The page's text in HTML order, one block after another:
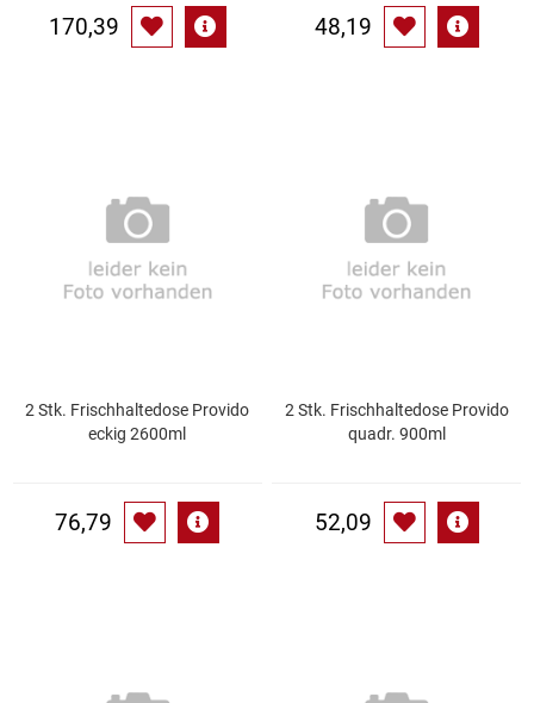
Tischkultur
Trocken-/Backfrüchte
Waffeln / Kekse
170,39 48,19
2 Stk. Frischhaltedose Provido
eckig 2600ml
76,79
2 Stk. Frischhaltedose Provido
quadr. 900ml
52,09